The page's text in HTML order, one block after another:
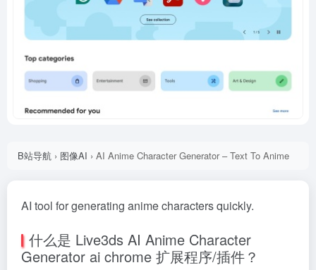
B站导航 › 图像AI › AI Anime Character Generator – Text To Anime
AI tool for generating anime characters quickly.
什么是 Live3ds AI Anime Character
Generator ai chrome 扩展程序/插件？